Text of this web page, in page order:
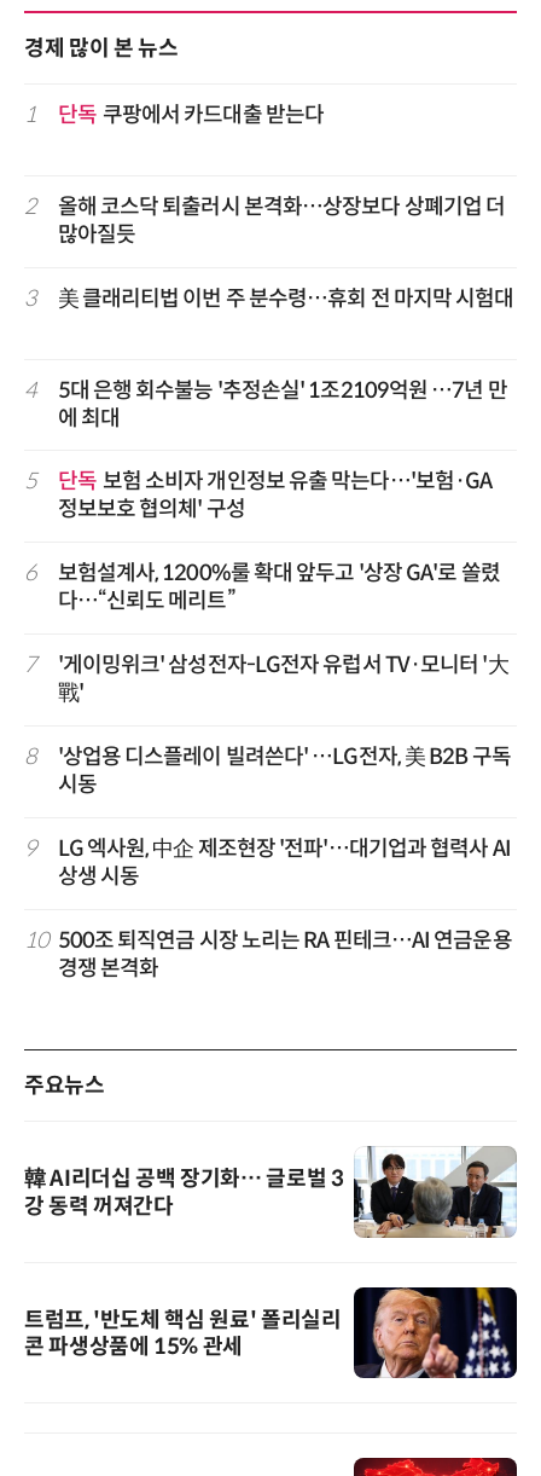
경제 많이 본 뉴스
1 단독 쿠팡에서 카드대출 받는다
2
올해 코스닥 퇴출러시 본격화…상장보다 상폐기업 더
많아질듯
3 美 클래리티법 이번 주 분수령…휴회 전 마지막 시험대
4
5대 은행 회수불능 '추정손실' 1조2109억원 …7년 만
에 최대
5 단독 보험 소비자 개인정보 유출 막는다…'보험·GA
정보보호 협의체' 구성
6
보험설계사, 1200%룰 확대 앞두고 '상장 GA'로 쏠렸
다…“신뢰도 메리트”
7
'게이밍위크' 삼성전자-LG전자 유럽서 TV·모니터 '大
戰'
8
'상업용 디스플레이 빌려쓴다' …LG전자, 美 B2B 구독
시동
9
LG 엑사원, 中企 제조현장 '전파'…대기업과 협력사 AI
상생 시동
10 500조 퇴직연금 시장 노리는 RA 핀테크…AI 연금운용
경쟁 본격화
주요뉴스
韓 AI리더십 공백 장기화… 글로벌 3
강 동력 꺼져간다
트럼프, '반도체 핵심 원료' 폴리실리
콘 파생상품에 15% 관세